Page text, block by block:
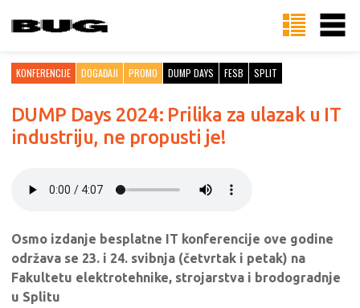
KONFERENCIJE DOGAĐAJI PROMO DUMP DAYS FESB SPLIT
DUMP Days 2024: Prilika za ulazak u IT
industriju, ne propusti je!
Osmo izdanje besplatne IT konferencije ove godine
održava se 23. i 24. svibnja (četvrtak i petak) na
Fakultetu elektrotehnike, strojarstva i brodogradnje
u Splitu